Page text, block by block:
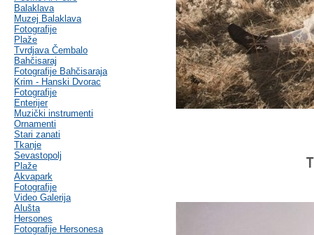
Balaklava
Muzej Balaklava
Fotografije
Plaže
Tvrdjava Čembalo
Bahčisaraj
Fotografije Bahčisaraja
Krim - Hanski Dvorac
Fotografije
Enterijer
Muzički instrumenti
Ornamenti
Stari zanati
Tkanje
Sevastopolj
Plaže
Akvapark
Fotografije
Video Galerija
Alušta
Hersones
Fotografije Hersonesa